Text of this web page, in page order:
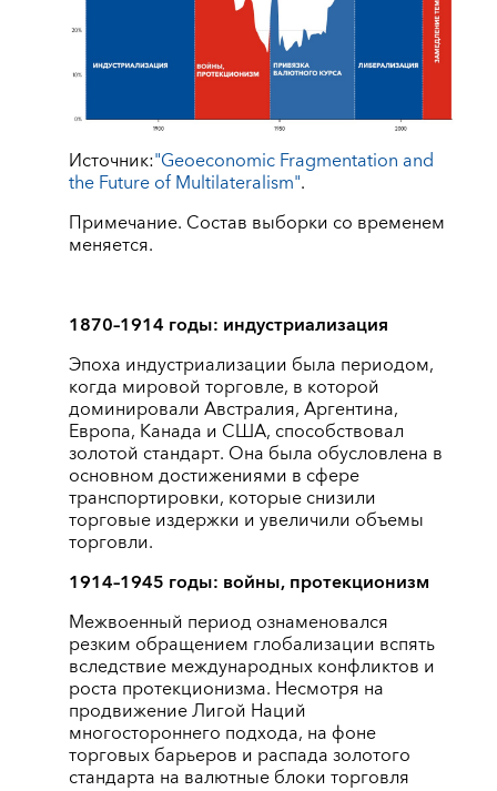
Источник:"Geoeconomic Fragmentation and
the Future of Multilateralism".
Примечание. Состав выборки со временем
меняется.
1870–1914 годы: индустриализация
Эпоха индустриализации была периодом,
когда мировой торговле, в которой
доминировали Австралия, Аргентина,
Европа, Канада и США, способствовал
золотой стандарт. Она была обусловлена в
основном достижениями в сфере
транспортировки, которые снизили
торговые издержки и увеличили объемы
торговли.
1914–1945 годы: войны, протекционизм
Межвоенный период ознаменовался
резким обращением глобализации вспять
вследствие международных конфликтов и
роста протекционизма. Несмотря на
продвижение Лигой Наций
многостороннего подхода, на фоне
торговых барьеров и распада золотого
стандарта на валютные блоки торговля